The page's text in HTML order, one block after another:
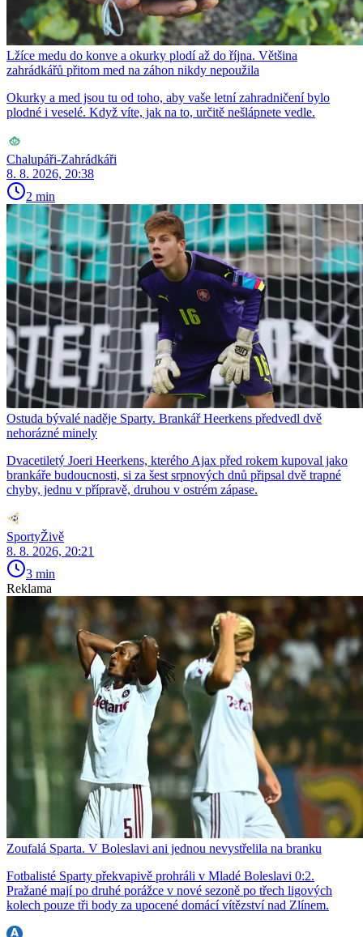
Lžíce medu do konve a okurky plodí až do října. Většina
zahrádkářů přitom med na záhon nikdy nepoužila
Okurky a med jsou tu od toho, aby vaše letní zahradničení bylo
plodné i veselé. Když víte, jak na to, určitě nešlápnete vedle.
Chalupáři-Zahrádkáři
8. 8. 2026, 20:38
2 min
Ostuda bývalé naděje Sparty. Brankář Heerkens předvedl dvě
nehorázné minely
Dvacetiletý Joeri Heerkens, kterého Ajax před rokem kupoval jako
brankáře budoucnosti, si za šest srpnových dnů připsal dvě trapné
chyby, jednu v přípravě, druhou v ostrém zápase.
SportyŽivě
8. 8. 2026, 20:21
3 min
Reklama
Zoufalá Sparta. V Boleslavi ani jednou nevystřelila na branku
Fotbalisté Sparty překvapivě prohráli v Mladé Boleslavi 0:2.
Pražané mají po druhé porážce v nové sezoně po třech ligových
kolech pouze tři body za upocené domácí vítězství nad Zlínem.